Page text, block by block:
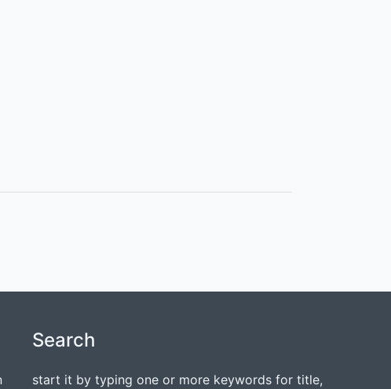
Search
start it by typing one or more keywords for title,